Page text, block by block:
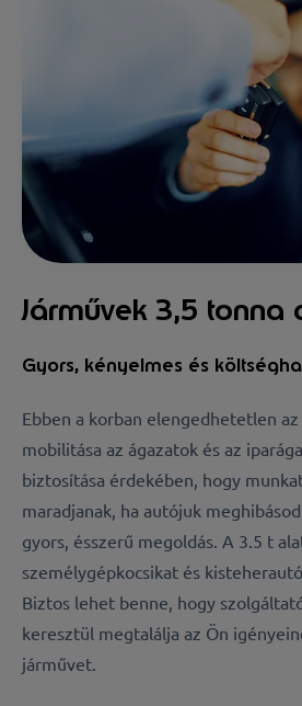
Járművek 3,5 tonna
Gyors, kényelmes és
Ebben a korban elengedhetetlen
mobilitása az ágazatok és az
biztosítása érdekében, hogy
maradjanak, ha autójuk
gyors, ésszerű megoldás. A 3.5 t
személygépkocsikat és
Biztos lehet benne, hogy
keresztül megtalálja az Ön
járművet.